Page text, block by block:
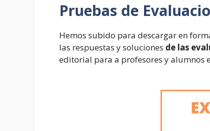
Pruebas de
Hemos subido para descargar en
las respuestas y soluciones de las
editorial para a profesores y alumnos